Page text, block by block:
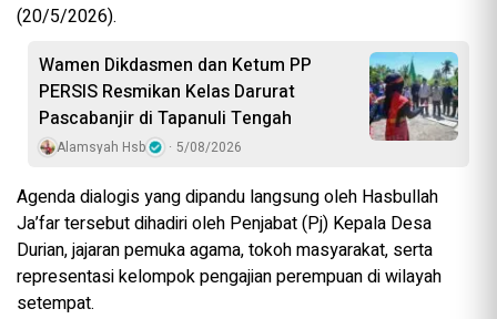
(20/5/2026).
Wamen Dikdasmen dan Ketum PP
PERSIS Resmikan Kelas Darurat
Pascabanjir di Tapanuli Tengah
Alamsyah Hsb 5/08/2026
Agenda dialogis yang dipandu langsung oleh Hasbullah
Ja’far tersebut dihadiri oleh Penjabat (Pj) Kepala Desa
Durian, jajaran pemuka agama, tokoh masyarakat, serta
representasi kelompok pengajian perempuan di wilayah
setempat.